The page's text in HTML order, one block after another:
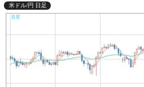
米ドル/円 日足